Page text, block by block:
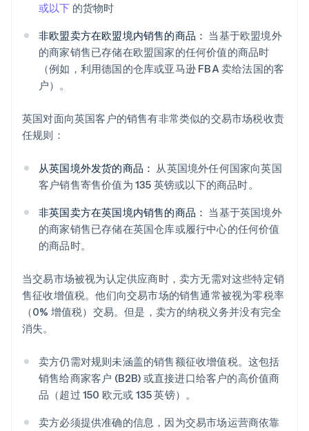
或以下 的货物时
非欧盟卖方在欧盟境内销售的商品： 当基于欧盟境外
的商家销售已存储在欧盟国家的任何价值的商品时
（例如，利用德国的仓库或亚马逊 FBA 卖给法国的客
户）。
英国对面向英国客户的销售有非常类似的交易市场税收责
任规则：
从英国境外发货的商品： 从英国境外任何国家向英国
客户销售寄售价值为 135 英镑或以下的商品时。
非英国卖方在英国境内销售的商品： 当基于英国境外
的商家销售已存储在英国仓库或履行中心的任何价值
的商品时。
当交易市场被视为认定供应商时，卖方无需对这些特定销
售征收增值税。他们向交易市场的销售通常被视为零税率
（0% 增值税）交易。但是，卖方的纳税义务并没有完全
消失。
卖方仍需对规则未涵盖的销售额征收增值税。这包括
销售给商家客户 (B2B) 或直接进口给客户的高价值商
品（超过 150 欧元或 135 英镑）。
卖方必须提供准确的信息，因为交易市场运营商依靠